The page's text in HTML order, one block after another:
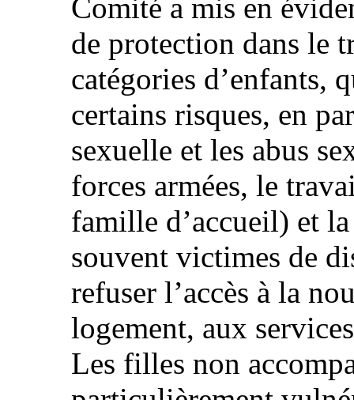
Comité a mis en
de protection dans le
catégories d’enfants,
certains risques, en
sexuelle et les abus
forces armées, le
famille d’accueil) et
souvent victimes de
refuser l’accès à la
logement, aux
Les filles non